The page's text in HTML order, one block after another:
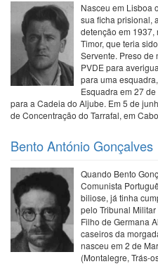
Nasceu em Lisboa
sua ficha prisional,
detenção em 1937,
Timor, que teria
Servente. Preso de
PVDE para
para uma
Esquadra em 27
para a Cadeia do Aljube. Em 5 de
de Concentração do Tarrafal, em
Bento António Gonçalves
Quando Bento
Comunista
biliose, já tinha
pelo Tribunal
Filho de Germana
caseiros da
nasceu em 2 de
(Montalegre, Trás-